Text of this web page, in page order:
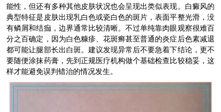
能性，但还有多种其他皮肤状况也会呈现出类似表现。白癜风的
典型特征是皮肤出现乳白色或瓷白色的斑片，表面平整光滑，没
有鳞屑和结痂，边界通常比较清晰。不过单纯靠肉眼观察很难百
分之百确定，因为白色糠疹、花斑癣甚至普通的炎症后色素减退
都可能让腿部长出白斑。建议发现异常后不要急着下结论，更不
要随便涂抹药膏，先到正规医疗机构做个基础检查比较稳妥，这
样才能避免误判错治的情况发生。